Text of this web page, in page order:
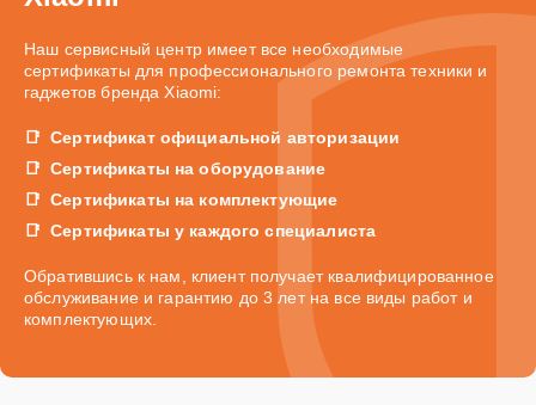
Наш сервисный центр имеет все необходимые
сертификаты для профессионального ремонта техники и
гаджетов бренда Xiaomi:
Сертификат официальной авторизации
Сертификаты на оборудование
Сертификаты на комплектующие
Сертификаты у каждого специалиста
Обратившись к нам, клиент получает квалифицированное
обслуживание и гарантию до 3 лет на все виды работ и
комплектующих.